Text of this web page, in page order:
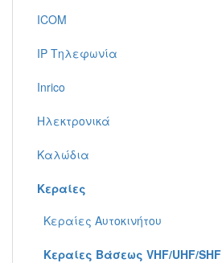
ICOM
IP Τηλεφωνία
Inrico
Ηλεκτρονικά
Καλώδια
Κεραίες
Κεραίες Αυτοκινήτου
Κεραίες Βάσεως VHF/UHF/SHF